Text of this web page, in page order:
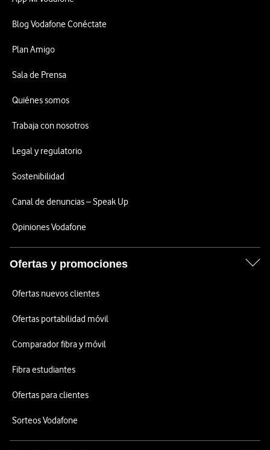
Blog Vodafone Conéctate
Plan Amigo
Sala de Prensa
Quiénes somos
Trabaja con nosotros
Legal y regulatorio
Sostenibilidad
Canal de denuncias – Speak Up
Opiniones Vodafone
Ofertas y promociones
Ofertas nuevos clientes
Ofertas portabilidad móvil
Comparador fibra y móvil
Fibra estudiantes
Ofertas para clientes
Sorteos Vodafone